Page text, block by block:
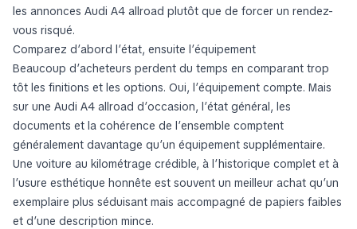
les annonces Audi A4 allroad plutôt que de forcer un rendez-
vous risqué.
Comparez d’abord l’état, ensuite l’équipement
Beaucoup d’acheteurs perdent du temps en comparant trop
tôt les finitions et les options. Oui, l’équipement compte. Mais
sur une Audi A4 allroad d’occasion, l’état général, les
documents et la cohérence de l’ensemble comptent
généralement davantage qu’un équipement supplémentaire.
Une voiture au kilométrage crédible, à l’historique complet et à
l’usure esthétique honnête est souvent un meilleur achat qu’un
exemplaire plus séduisant mais accompagné de papiers faibles
et d’une description mince.